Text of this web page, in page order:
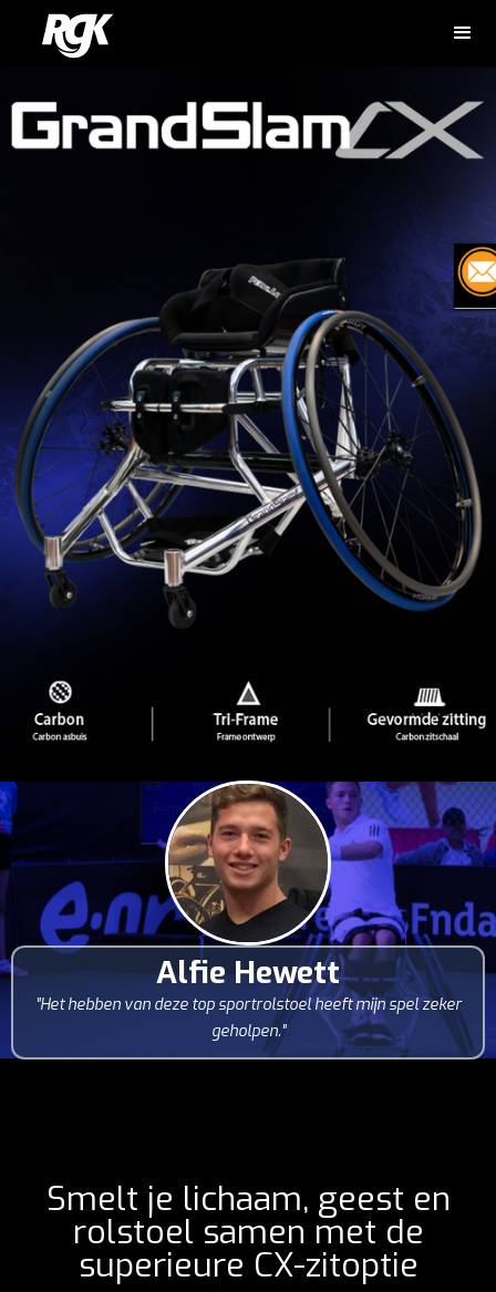
Alfie Hewett
"Het hebben van deze top sportrolstoel heeft mijn spel zeker
geholpen."
Smelt je lichaam, geest en
rolstoel samen met de
superieure CX-zitoptie